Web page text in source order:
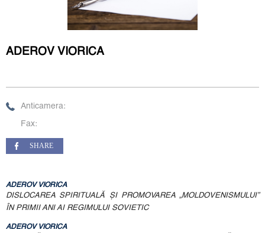
ADEROV VIORICA
Anticamera:
Fax:
SHARE
ADEROV VIORICA
DISLOCAREA SPIRITUALĂ ŞI PROMOVAREA „MOLDOVENISMULUI”
ÎN PRIMII ANI AI REGIMULUI SOVIETIC
ADEROV VIORICA